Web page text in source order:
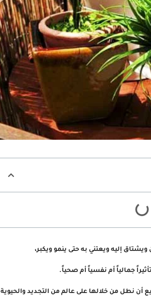
إليه ويعتني به حتى ينمو ويكبر،
جمالياً أم نفسياً أم صحياً.
أن نطل من خلالها على عالم من التجديد والحيوية